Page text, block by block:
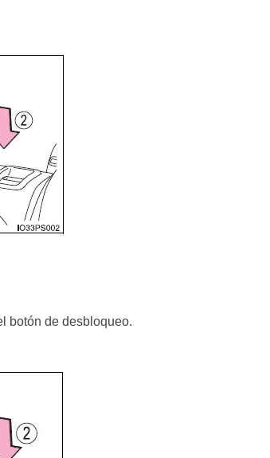
botón de desbloqueo.